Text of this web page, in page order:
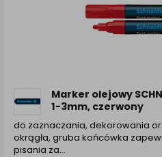
Marker olejowy
1-3mm, czerwony
do zaznaczania, dekorowania
okrągła, gruba końcówka
pisania za...